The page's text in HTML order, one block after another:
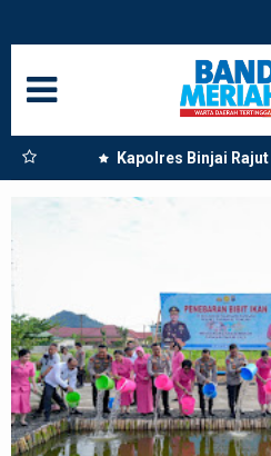
Kapolres Binjai
Komunitas Ojek
NASIONAL
SUMUT
ACEH
BISNIS
EDUKASI